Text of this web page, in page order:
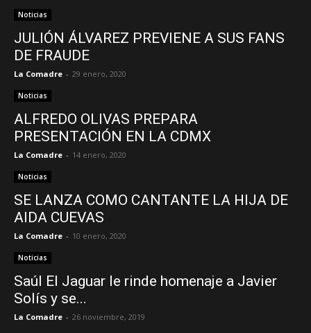
Noticias
JULIÓN ÁLVAREZ PREVIENE A SUS FANS
DE FRAUDE
La Comadre - 29 enero, 2020
Noticias
ALFREDO OLIVAS PREPARA
PRESENTACIÓN EN LA CDMX
La Comadre - 14 enero, 2020
Noticias
SE LANZA COMO CANTANTE LA HIJA DE
AIDA CUEVAS
La Comadre - 10 enero, 2020
Noticias
Saúl El Jaguar le rinde homenaje a Javier
Solís y se...
La Comadre - 26 noviembre, 2019